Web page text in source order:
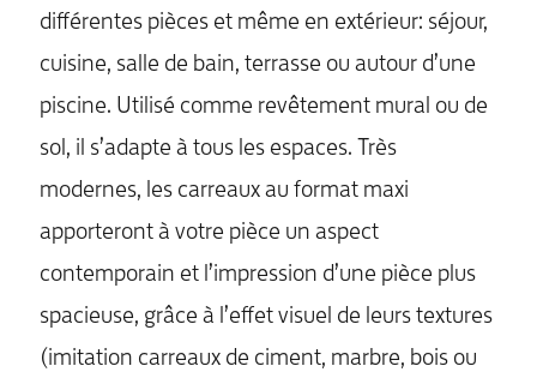
différentes pièces et même en extérieur: séjour,
cuisine, salle de bain, terrasse ou autour d’une
piscine. Utilisé comme revêtement mural ou de
sol, il s’adapte à tous les espaces. Très
modernes, les carreaux au format maxi
apporteront à votre pièce un aspect
contemporain et l’impression d’une pièce plus
spacieuse, grâce à l’effet visuel de leurs textures
(imitation carreaux de ciment, marbre, bois ou